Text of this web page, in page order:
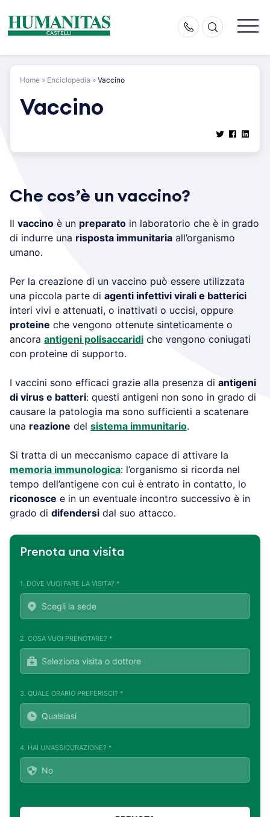
content
Home » Enciclopedia » Vaccino
Vaccino
Che cos’è un vaccino?
Il vaccino è un preparato in laboratorio che è in grado
di indurre una risposta immunitaria all’organismo
umano.
Per la creazione di un vaccino può essere utilizzata
una piccola parte di agenti infettivi virali e batterici
interi vivi e attenuati, o inattivati o uccisi, oppure
proteine che vengono ottenute sinteticamente o
ancora antigeni polisaccaridi che vengono coniugati
con proteine di supporto.
I vaccini sono efficaci grazie alla presenza di antigeni
di virus e batteri: questi antigeni non sono in grado di
causare la patologia ma sono sufficienti a scatenare
una reazione del sistema immunitario.
Si tratta di un meccanismo capace di attivare la
memoria immunologica: l’organismo si ricorda nel
tempo dell’antigene con cui è entrato in contatto, lo
riconosce e in un eventuale incontro successivo è in
grado di difendersi dal suo attacco.
Prenota una visita
1. DOVE VUOI FARE LA VISITA? *
2. COSA VUOI PRENOTARE? *
3. QUALE ORARIO PREFERISCI? *
4. HAI UN'ASSICURAZIONE? *